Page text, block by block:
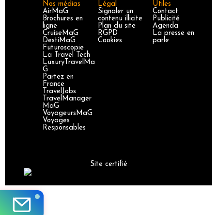
Nos médias
AirMaG
Brochures en
ligne
CruiseMaG
DestiMaG
Futuroscopie
La Travel Tech
LuxuryTravelMa
G
Partez en
France
TravelJobs
TravelManager
MaG
VoyageursMaG
Voyages
Responsables
Légal
Signaler un
contenu illicite
Plan du site
RGPD
Cookies
Utiles
Contact
Publicité
Agenda
La presse en
parle
Site certifié